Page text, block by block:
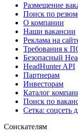
Размещение
Поиск по
О компании
Наши вакансии
Реклама на
Требования к
Безопасный
HeadHunter API
Партнерам
Инвесторам
Каталог
Поиск по
Сетка: соцсеть
Соискателям